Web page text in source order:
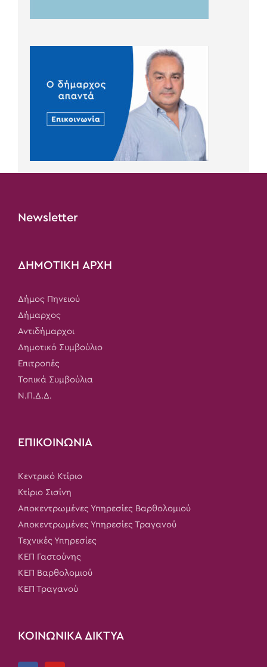
Newsletter
ΔΗΜΟΤΙΚΗ ΑΡΧΗ
Δήμος Πηνειού
Δήμαρχος
Αντιδήμαρχοι
Δημοτικό Συμβούλιο
Επιτροπές
Τοπικά Συμβούλια
Ν.Π.Δ.Δ.
ΕΠΙΚΟΙΝΩΝΙΑ
Κεντρικό Κτίριο
Κτίριο Σισίνη
Αποκεντρωμένες Υπηρεσίες Βαρθολομιού
Αποκεντρωμένες Υπηρεσίες Τραγανού
Τεχνικές Υπηρεσίες
ΚΕΠ Γαστούνης
ΚΕΠ Βαρθολομιού
ΚΕΠ Τραγανού
ΚΟΙΝΩΝΙΚΑ ΔΙΚΤΥΑ